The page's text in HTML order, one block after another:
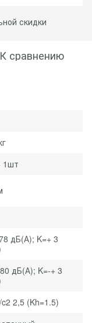
скидки
К сравнению
1шт
дБ(А); K=+ 3
дБ(А); K=-+ 3
2,5 (Kh=1.5)